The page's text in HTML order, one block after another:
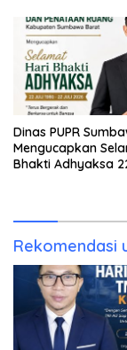
Dinas PUPR
Mengucapkan
Bhakti Adhyaksa
Rekomendasi